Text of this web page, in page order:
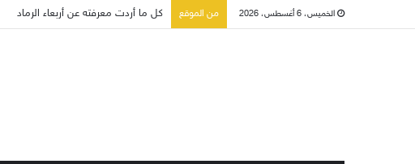
الخميس، 6 أغسطس، 2026 من الموقع صلاة إلى مريم سلطانة السلام لتهدئة